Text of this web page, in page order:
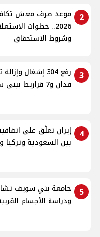
2
موعد صرف معاش
2026.. خطوات
وشروط الاستحقاق
3
رفع 304 إشغال
فدان و7 قراريط ببنى سويف
4
إيران تعلّق على
بين السعودية وتركيا
5
جامعة بني سويف
ودراسة الأجسام